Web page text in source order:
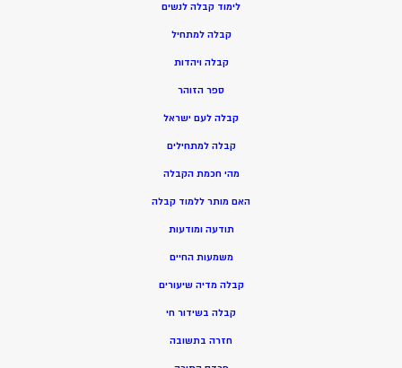
לימוד קבלה לנשים
קבלה למתחיל
קבלה ויהדות
ספר הזוהר
קבלה לעם ישראל
קבלה למתחילים
מהי חכמת הקבלה
האם מותר ללמוד קבלה
תודעה ומודעות
משמעות החיים
קבלה מדיה שיעורים
קבלה בשידור חי
חזרה בתשובה